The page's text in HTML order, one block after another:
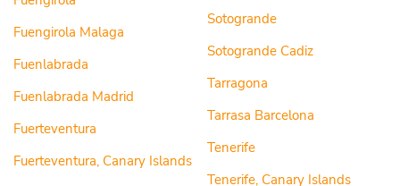
Fuengirola Malaga
Fuenlabrada
Fuenlabrada Madrid
Fuerteventura
Fuerteventura, Canary Islands
Sotogrande
Sotogrande Cadiz
Tarragona
Tarrasa Barcelona
Tenerife
Tenerife, Canary Islands